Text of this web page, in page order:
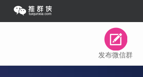
发布微信群